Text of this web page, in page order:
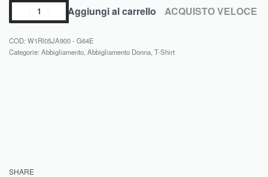
Aggiungi al carrello ACQUISTO VELOCE
W1Rl05JA900 - G64E
Categorie: Abbigliamento Abbigliamento Donna T-Shirt
SHARE